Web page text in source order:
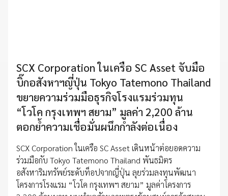
SCX Corporation ในเครือ SC Asset จับมือ
บิ๊กอสังหาฯญี่ปุ่น Tokyo Tatemono Thailand
ขยายความร่วมมือธุรกิจโรงแรมร่วมทุน
“โวโค กรุงเทพฯ สยาม” มูลค่า 2,200 ล้าน
ตอกย้ำความเชื่อมั่นผนึกกำลังต่อเนื่อง
SCX Corporation ในเครือ SC Asset เดินหน้าต่อยอดความ
ร่วมมือกับ Tokyo Tatemono Thailand พันธมิตร
อสังหาริมทรัพย์ระดับท็อปจากญี่ปุ่น ลุยร่วมลงทุนพัฒนา
โครงการโรงแรม “โวโค กรุงเทพฯ สยาม” มูลค่าโครงการ